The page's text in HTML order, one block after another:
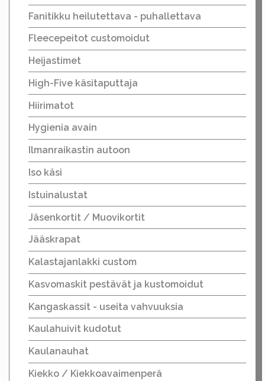
Fanitikku heilutettava - puhallettava
Fleecepeitot customoidut
Heijastimet
High-Five käsitaputtaja
Hiirimatot
Hygienia avain
Ilmanraikastin autoon
Iso käsi
Istuinalustat
Jäsenkortit / Muovikortit
Jääskrapat
Kalastajanlakki custom
Kasvomaskit pestävät ja kustomoidut
Kangaskassit - useita vahvuuksia
Kaulahuivit kudotut
Kaulanauhat
Kiekko / Kiekkoavaimenperä